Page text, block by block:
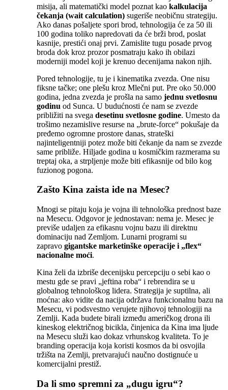
misija, ali matematički model poznat kao kalkulacija
čekanja (wait calculation) sugeriše neobičnu strategiju.
Ako danas pošaljete spori brod, tehnologija će za 50 ili
100 godina toliko napredovati da će brži brod, poslat
kasnije, prestići onaj prvi. Zamislite tugu posade prvog
broda dok kroz prozor posmatraju kako ih obilazi
moderniji model koji je krenuo decenijama nakon njih.
Pored tehnologije, tu je i kinematika zvezda. One nisu
fiksne tačke; one plešu kroz Mlečni put. Pre oko 50.000
godina, jedna zvezda je prošla na samo jednu svetlosnu
godinu od Sunca. U budućnosti će nam se zvezde
približiti na svega desetinu svetlosne godine. Umesto da
trošimo nezamislive resurse na „brute-force“ pokušaje da
pređemo ogromne prostore danas, strateški
najinteligentniji potez može biti čekanje da nam se zvezde
same približe. Hiljade godina u kosmičkim razmerama su
treptaj oka, a strpljenje može biti efikasnije od bilo kog
fuzionog pogona.
Zašto Kina zaista ide na Mesec?
Mnogi se pitaju koja je vojna ili tehnološka prednost baze
na Mesecu. Odgovor je jednostavan: nema je. Mesec je
previše udaljen za efikasnu vojnu bazu ili direktnu
dominaciju nad Zemljom. Lunarni programi su
zapravo gigantske marketinške operacije i „flex“
nacionalne moći.
Kina želi da izbriše decenijsku percepciju o sebi kao o
mestu gde se pravi „jeftina roba“ i rebrendira se u
globalnog tehnološkog lidera. Strategija je suptilna, ali
moćna: ako vidite da nacija održava funkcionalnu bazu na
Mesecu, vi podsvestno verujete njihovoj tehnologiji na
Zemlji. Kada budete birali između američkog drona ili
kineskog električnog bicikla, činjenica da Kina ima ljude
na Mesecu služi kao dokaz vrhunskog kvaliteta. To je
branding operacija koja koristi kosmos da bi osvojila
tržišta na Zemlji, pretvarajući naučno dostignuće u
komercijalni prestiž.
Da li smo spremni za „dugu igru“?